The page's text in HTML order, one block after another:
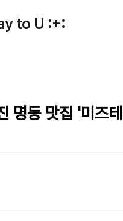
to U :+:
명동 맛집 '미즈